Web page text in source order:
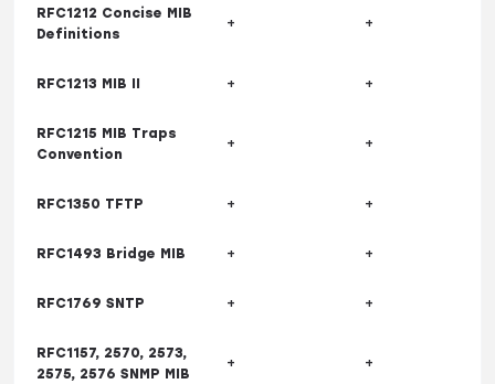
RFC1212 Concise MIB
Definitions
+ +
RFC1213 MIB II + +
RFC1215 MIB Traps
Convention
+ +
RFC1350 TFTP + +
RFC1493 Bridge MIB + +
RFC1769 SNTP + +
RFC1157, 2570, 2573,
2575, 2576 SNMP MIB
+ +